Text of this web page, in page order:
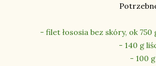
- filet łososia bez skóry, ok
- 140 g
- 100